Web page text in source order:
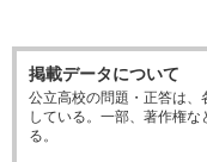
掲載データについて
公立高校の問題・正答は
している。一部、著作権
る。